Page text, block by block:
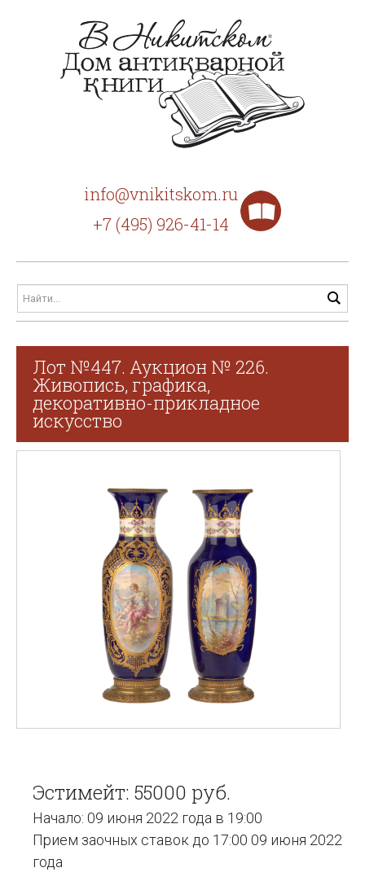
info@vnikitskom.ru
+7 (495) 926-41-14
Лот №447. Аукцион № 226.
Живопись, графика,
декоративно-прикладное
искусство
Эстимейт: 55000 руб.
Начало: 09 июня 2022 года в 19:00
Прием заочных ставок до 17:00 09 июня 2022
года